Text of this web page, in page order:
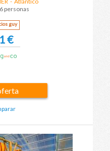
personas
guy
€